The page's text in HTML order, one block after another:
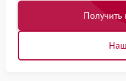
Получить